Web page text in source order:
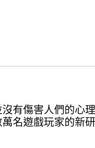
有傷害人們的心
名遊戲玩家的新